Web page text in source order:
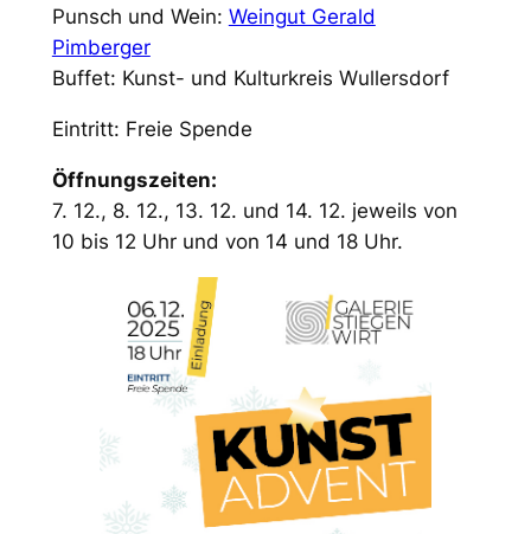
Punsch und Wein: Weingut Gerald
Pimberger
Buffet: Kunst- und Kulturkreis Wullersdorf
Eintritt: Freie Spende
Öffnungszeiten:
7. 12., 8. 12., 13. 12. und 14. 12. jeweils von
10 bis 12 Uhr und von 14 und 18 Uhr.